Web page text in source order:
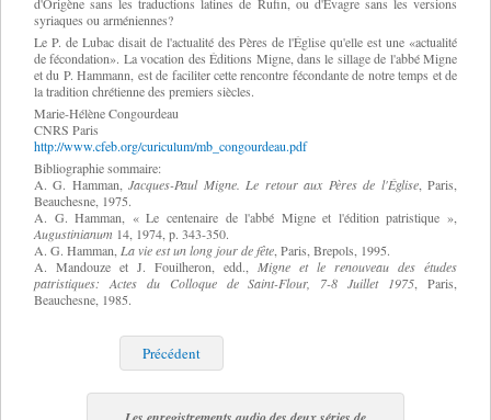
syriaques ou arméniennes?
Le P. de Lubac disait de l'actualité des Pères de l'Église qu'elle est une «actualité
de fécondation». La vocation des Éditions Migne, dans le sillage de l'abbé Migne
et du P. Hammann, est de faciliter cette rencontre fécondante de notre temps et de
la tradition chrétienne des premiers siècles.
Marie-Hélène Congourdeau
CNRS Paris
http://www.cfeb.org/curiculum/mb_congourdeau.pdf
Bibliographie sommaire:
A. G. Hamman,Jacques-Paul Migne. Le retour aux Pères de l'Église, Paris,
Beauchesne, 1975.
A. G. Hamman, « Le centenaire de l'abbé Migne et l'édition patristique »,
Augustinianum 14, 1974, p. 343-350.
A. G. Hamman, La vie est un long jour de fête , Paris, Brepols, 1995.
A. Mandouze et J. Fouilheron, edd., Migne et le renouveau des études
patristiques: Actes du Colloque de Saint-Flour, 7-8 Juillet 1975 , Paris,
Beauchesne, 1985.
Précédent